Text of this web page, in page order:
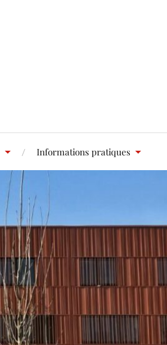
Informations pratiques